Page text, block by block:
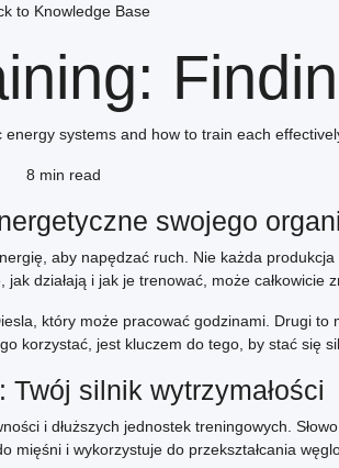
to Knowledge Base
systems and how to train each
8 min read
swojego
aby napędzać ruch. Nie każda
działają i jak je trenować, może całkowicie
który może pracować godzinami. Drugi
korzystać, jest kluczem do tego, by stać się
Twój silnik wytrzymałości
i dłuższych jednostek treningowych.
i wykorzystuje do przekształcania